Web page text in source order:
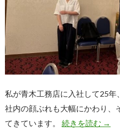
私が青木工務店に入社して25
社内の顔ぶれも大幅にかわり、
てきています。 続きを読む 社内
→